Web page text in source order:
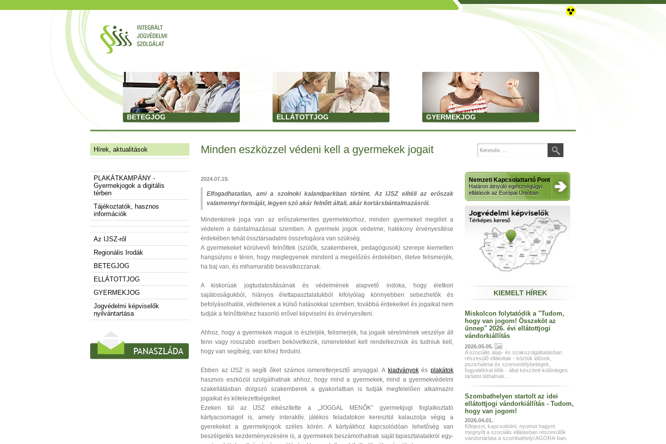
BETEGJOG ELLÁTOTTJOG GYERMEKJOG
Hírek, aktualitások
PLAKÁTKAMPÁNY -
Gyermekjogok a digitális
térben
Tájékoztatók, hasznos
információk
Az IJSZ-ről
Regionális Irodák
BETEGJOG
ELLÁTOTTJOG
GYERMEKJOG
Jogvédelmi képviselők
nyilvántartása
Minden eszközzel védeni kell a gyermekek jogait
2024.07.19.
Elfogadhatatlan, ami a szolnoki kalandparkban történt. Az IJSZ elítéli az erőszak
valamennyi formáját, legyen szó akár felnőtt általi, akár kortársbántalmazásról.
Mindenkinek joga van az erőszakmentes gyermekkorhoz, minden gyermeket megillet a
védelem a bántalmazással szemben. A gyermeki jogok védelme, hatékony érvényesítése
érdekében tehát össztársadalmi összefogásra van szükség.
A gyermekeket körülvevő felnőttek (szülők, szakemberek, pedagógusok) szerepe kiemelten
hangsúlyos e téren, hogy megtegyenek mindent a megelőzés érdekében, illetve felismerjék,
ha baj van, és mihamarabb beavatkozzanak.
A kiskorúak jogtudatosításának és védelmének alapvető indoka, hogy életkori
sajátosságukból, hiányos élettapasztalatukból kifolyólag könnyebben sebezhetők és
befolyásolhatók, védtelenek a külső hatásokkal szemben, továbbá érdekeiket és jogaikat nem
tudják a felnőttekhez hasonló erővel képviselni és érvényesíteni.
Ahhoz, hogy a gyermekek maguk is észleljék, felismerjék, ha jogaik sérelmének veszélye áll
fenn vagy rosszabb esetben bekövetkezik, ismeretekkel kell rendelkezniük és tudniuk kell,
hogy van segítség, van kihez fordulni.
Ebben az IJSZ is segíti őket számos ismeretterjesztő anyaggal. A kiadványokésplakátok
hasznos eszközül szolgálhatnak ahhoz, hogy mind a gyermekek, mind a gyermekvédelmi
szakellátásban dolgozó szakemberek a gyakorlatban is tudják megfelelően alkalmazni
jogaikat és kötelezettségeiket.
Ezeken túl az IJSZ elkészítette a „JOGGAL MENŐK” gyermekjogi foglalkoztató
kártyacsomagot is, amely interaktív, játékos feladatokon keresztül kalauzolja végig a
gyerekeket a gyermekjogok széles körén. A kártyákhoz kapcsolódóan lehetőség van
beszélgetés kezdeményezésére is, a gyermekek beszámolhatnak saját tapasztalataikról egy-
Nemzeti Kapcsolattartó Pont
Határon átnyúló egészségügyi
ellátások az Európai Unióban
KIEMELT HÍREK
Miskolcon folytatódik a "Tudom,
hogy van jogom! Összeköt az
ünnep" 2026. évi ellátottjogi
vándorkiállítás
2026.05.05.
A szociális alap- és szakszolgáltatásban
részesülő ellátottak - köztük idősek,
pszichiátriai és szenvedélybetegek,
fogyatékkal élők - által készített különleges
tárlatot láthatnak...
Szombathelyen startolt az idei
ellátottjogi vándorkiállítás - Tudom,
hogy van jogom!
2026.04.01.
Kifejezni, kapcsolódni, nyomot hagyni:
megnyílt a szociális ellátásban részesülők
vándortárlata a szombathelyi AGORA-ban.